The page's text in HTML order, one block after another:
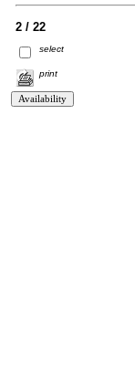
2 / 22
select
print